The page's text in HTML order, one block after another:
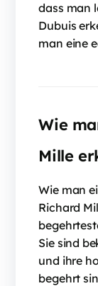
dass man
Dubuis
man eine
Wie
Mille
Wie man
Richard
Sie sind
und ihre
begehrt